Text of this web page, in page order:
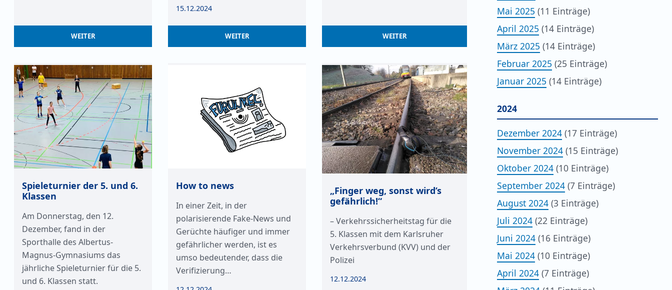
WEITER
15.12.2024
WEITER WEITER
Spieleturnier der 5. und 6.
Klassen
Am Donnerstag, den 12.
Dezember, fand in der
Sporthalle des Albertus-
Magnus-Gymnasiums das
jährliche Spieleturnier für die 5.
und 6. Klassen statt.
How to news
In einer Zeit, in der
polarisierende Fake-News und
Gerüchte häufiger und immer
gefährlicher werden, ist es
umso bedeutender, dass die
Verifizierung…
„Finger weg, sonst wird’s
gefährlich!“
– Verkehrssicherheitstag für die
5. Klassen mit dem Karlsruher
Verkehrsverbund (KVV) und der
Polizei
12.12.2024
Mai 2025 (11 Einträge)
April 2025 (14 Einträge)
März 2025 (14 Einträge)
Februar 2025 (25 Einträge)
Januar 2025 (14 Einträge)
2024
Dezember 2024 (17 Einträge)
November 2024 (15 Einträge)
Oktober 2024 (10 Einträge)
September 2024 (7 Einträge)
August 2024 (3 Einträge)
Juli 2024 (22 Einträge)
Juni 2024 (16 Einträge)
Mai 2024 (10 Einträge)
April 2024 (7 Einträge)